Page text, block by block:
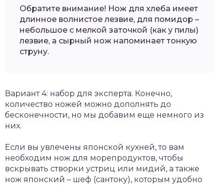
Обратите внимание! Нож для хлеба имеет
длинное волнистое лезвие, для помидор –
небольшое с мелкой заточкой (как у пилы)
лезвие, а сырный нож напоминает тонкую
струну.
Вариант 4: набор для эксперта. Конечно,
количество ножей можно дополнять до
бесконечности, но мы добавим еще немного из
них.
Если вы увлечены японской кухней, то вам
необходим нож для морепродуктов, чтобы
вскрывать створки устриц или мидий, а также
нож японский – шеф (сантоку), которым удобно